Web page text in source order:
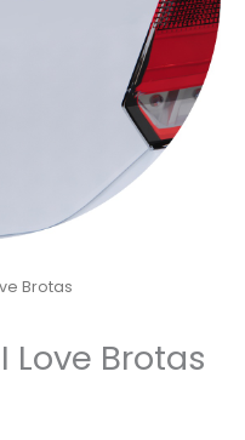
Brotas
Love Brotas